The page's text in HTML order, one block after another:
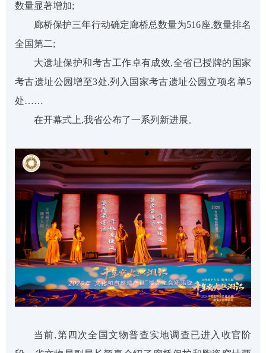
数量显著增加;
廊桥保护三年行动确定廊桥总数量为516座,数量排名
全国第二;
大遗址保护和考古工作卓有成效,全省已授牌的国家
考古遗址公园增至3处,列入国家考古遗址公园立项名单5
处……
在开幕式上,我省公布了一系列新进展。
当前,第四次全国文物普查实地调查已进入收官阶